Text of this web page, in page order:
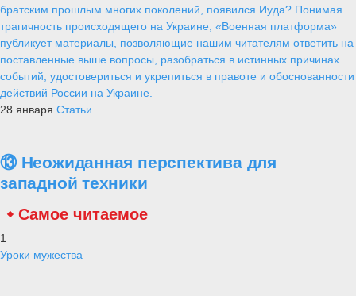
братским прошлым многих поколений, появился Иуда? Понимая
трагичность происходящего на Украине, «Военная платформа»
публикует материалы, позволяющие нашим читателям ответить на
поставленные выше вопросы, разобраться в истинных причинах
событий, удостовериться и укрепиться в правоте и обоснованности
действий России на Украине.
28 января Статьи
⑬ Неожиданная перспектива для
западной техники
Самое читаемое
1
Уроки мужества